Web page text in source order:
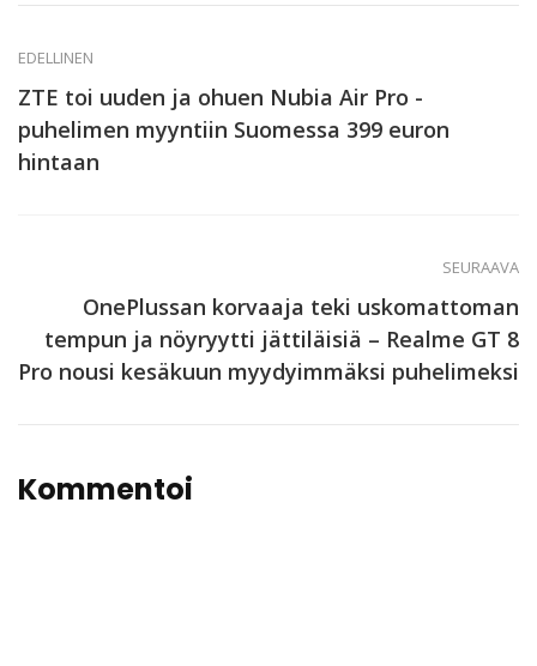
EDELLINEN
ZTE toi uuden ja ohuen Nubia Air Pro -
puhelimen myyntiin Suomessa 399 euron
hintaan
SEURAAVA
OnePlussan korvaaja teki uskomattoman
tempun ja nöyryytti jättiläisiä – Realme GT 8
Pro nousi kesäkuun myydyimmäksi puhelimeksi
Kommentoi